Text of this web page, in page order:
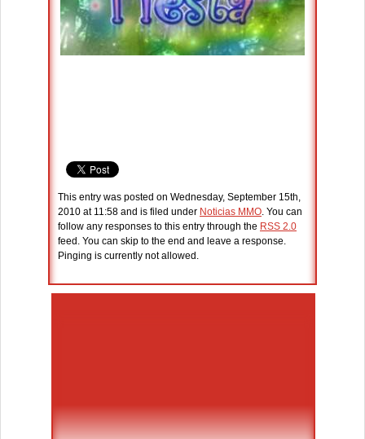
This entry was posted on Wednesday, September 15th,
2010 at 11:58 and is filed under Noticias MMO. You can
follow any responses to this entry through the RSS 2.0
feed. You can skip to the end and leave a response.
Pinging is currently not allowed.